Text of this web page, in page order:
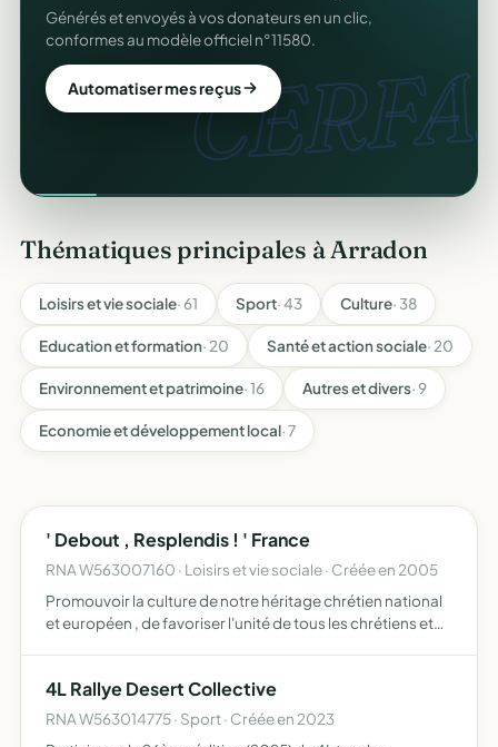
CERFA.
Générés et envoyés à vos donateurs en un clic,
conformes au modèle officiel n°11580.
Automatiser mes reçus
Thématiques principales à Arradon
Loisirs et vie sociale· 61 Sport· 43 Culture· 38
Education et formation· 20 Santé et action sociale· 20
Environnement et patrimoine· 16 Autres et divers· 9
Economie et développement local· 7
' Debout , Resplendis ! ' France
RNA W563007160 · Loisirs et vie sociale · Créée en 2005
Promouvoir la culture de notre héritage chrétien national
et européen , de favoriser l'unité de tous les chrétiens et
4L Rallye Desert Collective
RNA W563014775 · Sport · Créée en 2023